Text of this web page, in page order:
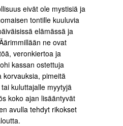
eivät ole mystisiä ja
tontille kuuluvia
elämässä ja
ne ovat
veronkiertoa ja
kassan ostettuja
korvauksia, pimeitä
kuluttajalle myytyjä
koko ajan lisääntyvät
avulla tehdyt rikokset